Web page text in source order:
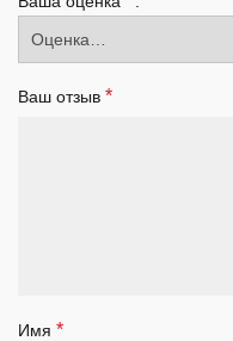
Ваш отзыв *
Имя *